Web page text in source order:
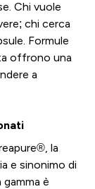
Chi vuole
chi cerca
Formule
offrono una
a
la
e sinonimo di
è